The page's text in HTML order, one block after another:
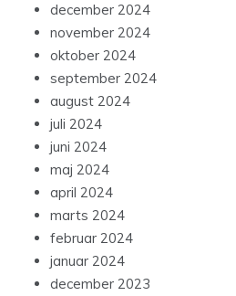
december 2024
november 2024
oktober 2024
september 2024
august 2024
juli 2024
juni 2024
maj 2024
april 2024
marts 2024
februar 2024
januar 2024
december 2023